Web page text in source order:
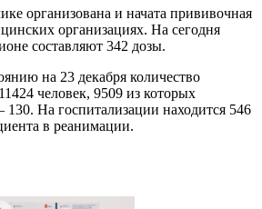
организована и начата прививочная
организациях. На сегодня
составляют 342 дозы.
на 23 декабря количество
человек, 9509 из которых
130. На госпитализации находится 546
в реанимации.